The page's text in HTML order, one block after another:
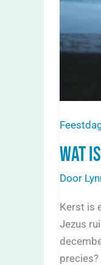
Wat
Door
Kerst is
Jezus
precies?